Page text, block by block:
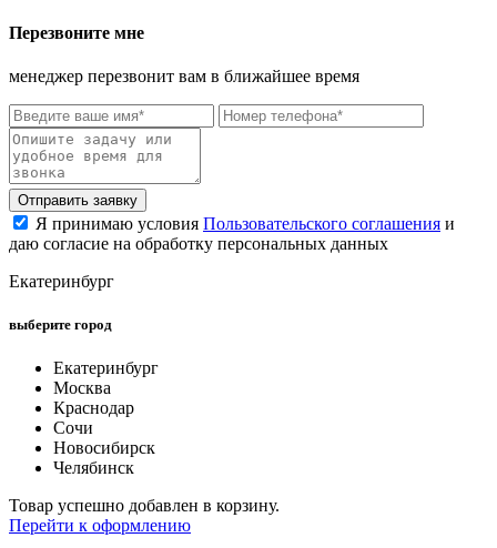
Перезвоните мне
менеджер перезвонит вам в ближайшее время
Отправить заявку
Я принимаю условия Пользовательского соглашения и
даю согласие на обработку персональных данных
Екатеринбург
выберите город
Екатеринбург
Москва
Краснодар
Сочи
Новосибирск
Челябинск
Товар успешно добавлен в корзину.
Перейти к оформлению